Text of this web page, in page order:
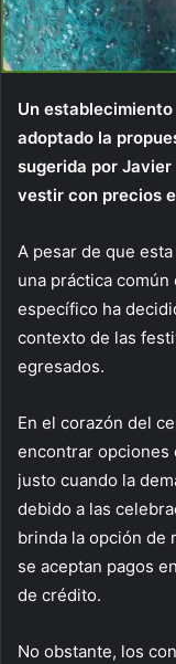
Un
adoptado la
sugerida por
vestir con precios
A pesar de que
una práctica
específico ha
contexto de las
egresados.
En el corazón del
encontrar opciones
justo cuando la
debido a las
brinda la opción de
se aceptan pagos
de crédito.
No obstante, los